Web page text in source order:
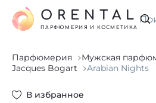
ORENTAL
ПАРФЮМЕРИЯ И КОСМЕТИКА
Парфюмерия
Мужская
Jacques Bogart
Arabian Nights
В избранное